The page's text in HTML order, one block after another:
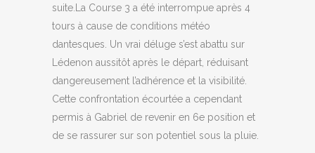
suite.La Course 3 a été interrompue après 4
tours à cause de conditions météo
dantesques. Un vrai déluge s’est abattu sur
Lédenon aussitôt après le départ, réduisant
dangereusement l’adhérence et la visibilité.
Cette confrontation écourtée a cependant
permis à Gabriel de revenir en 6e position et
de se rassurer sur son potentiel sous la pluie.